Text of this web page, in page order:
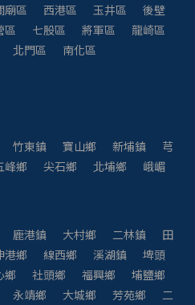
廟區 西港區 玉井區
後壁
區 七股區 將軍區
龍崎區
北門區
南化區
竹東鎮 寶山鄉 新埔鎮
芎
峰鄉 尖石鄉 北埔鄉
峨嵋
鹿港鎮 大村鄉 二林鎮
田
港鄉 線西鄉 溪湖鎮
埤頭
鄉 社頭鄉 福興鄉
埔鹽鄉
永靖鄉 大城鄉 芳苑鄉
二